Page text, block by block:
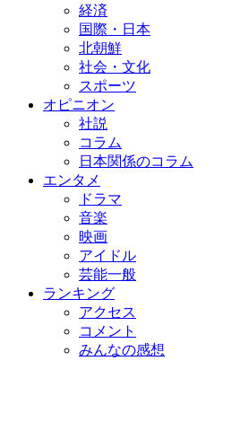
経済
国際・日本
北朝鮮
社会・文化
スポーツ
オピニオン
社説
コラム
日本関係のコラム
エンタメ
ドラマ
音楽
映画
アイドル
芸能一般
ランキング
アクセス
コメント
みんなの感想